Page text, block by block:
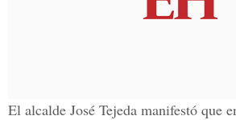
El alcalde José Tejeda manifestó que